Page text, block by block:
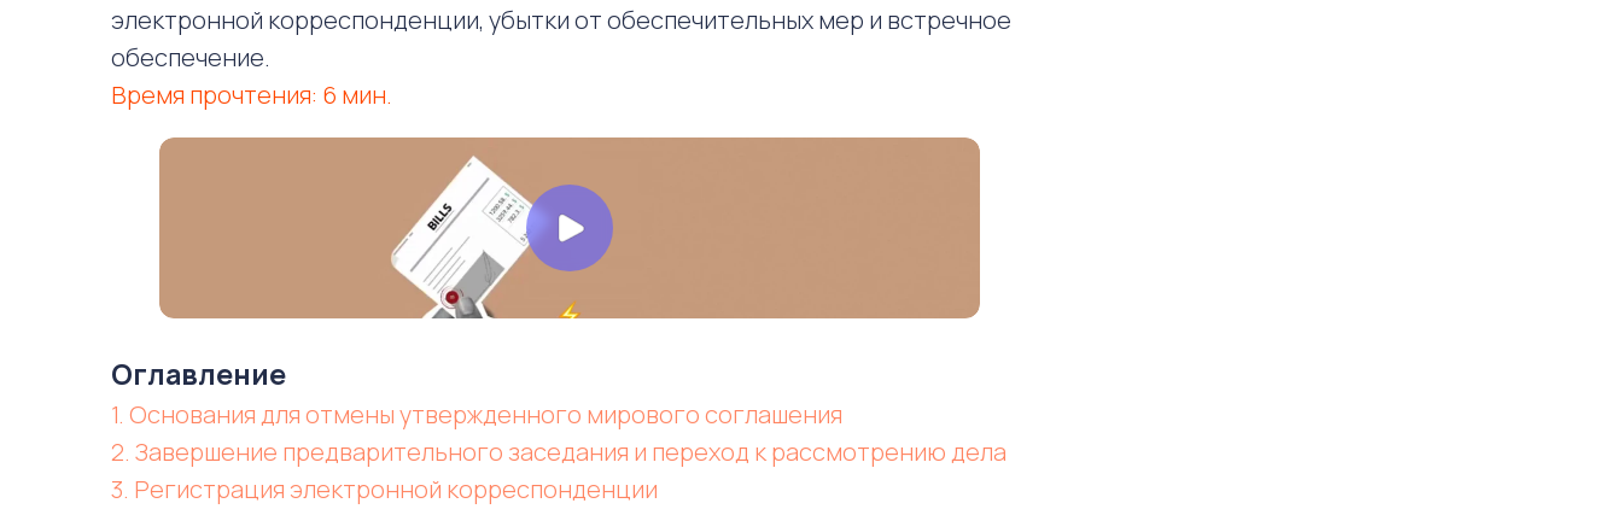
электронной корреспонденции, убытки от обеспечительных мер и встречное
обеспечение.
Время прочтения: 6 мин.
Оглавление
1. Основания для отмены утвержденного мирового соглашения
2. Завершение предварительного заседания и переход к рассмотрению дела
3. Регистрация электронной корреспонденции